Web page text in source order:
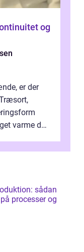
er der
varme du
sådan
processer og